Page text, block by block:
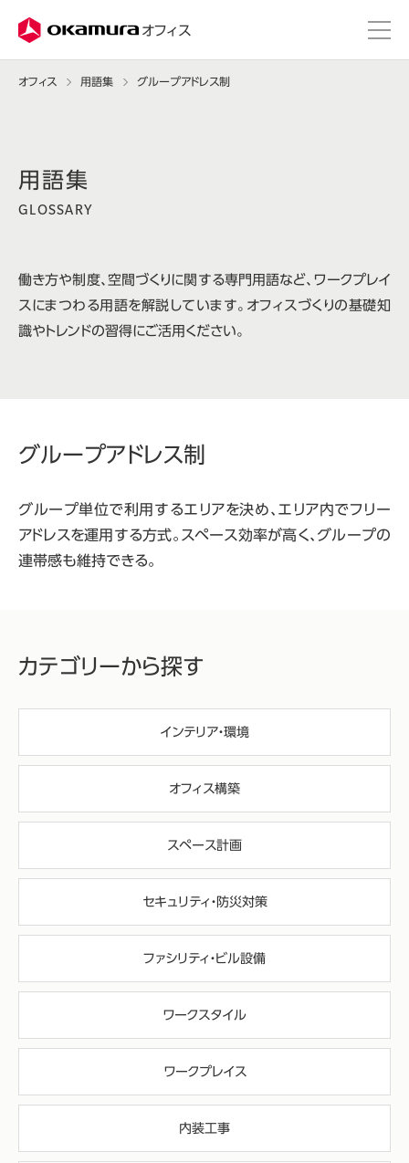
オフィス
オフィス 用語集 グループアドレス制
GLOSSARY
働き方や制度、空間づくりに関する専門用語など、ワークプレイ
スにまつわる用語を解説しています。オフィスづくりの基礎知
識やトレンドの習得にご活用ください。
グループアドレス制
グループ単位で利用するエリアを決め、エリア内でフリー
アドレスを運用する方式。スペース効率が高く、グループの
連帯感も維持できる。
カテゴリーから探す
インテリア・環境
オフィス構築
スペース計画
セキュリティ・防災対策
ファシリティ・ビル設備
ワークスタイル
ワークプレイス
内装工事